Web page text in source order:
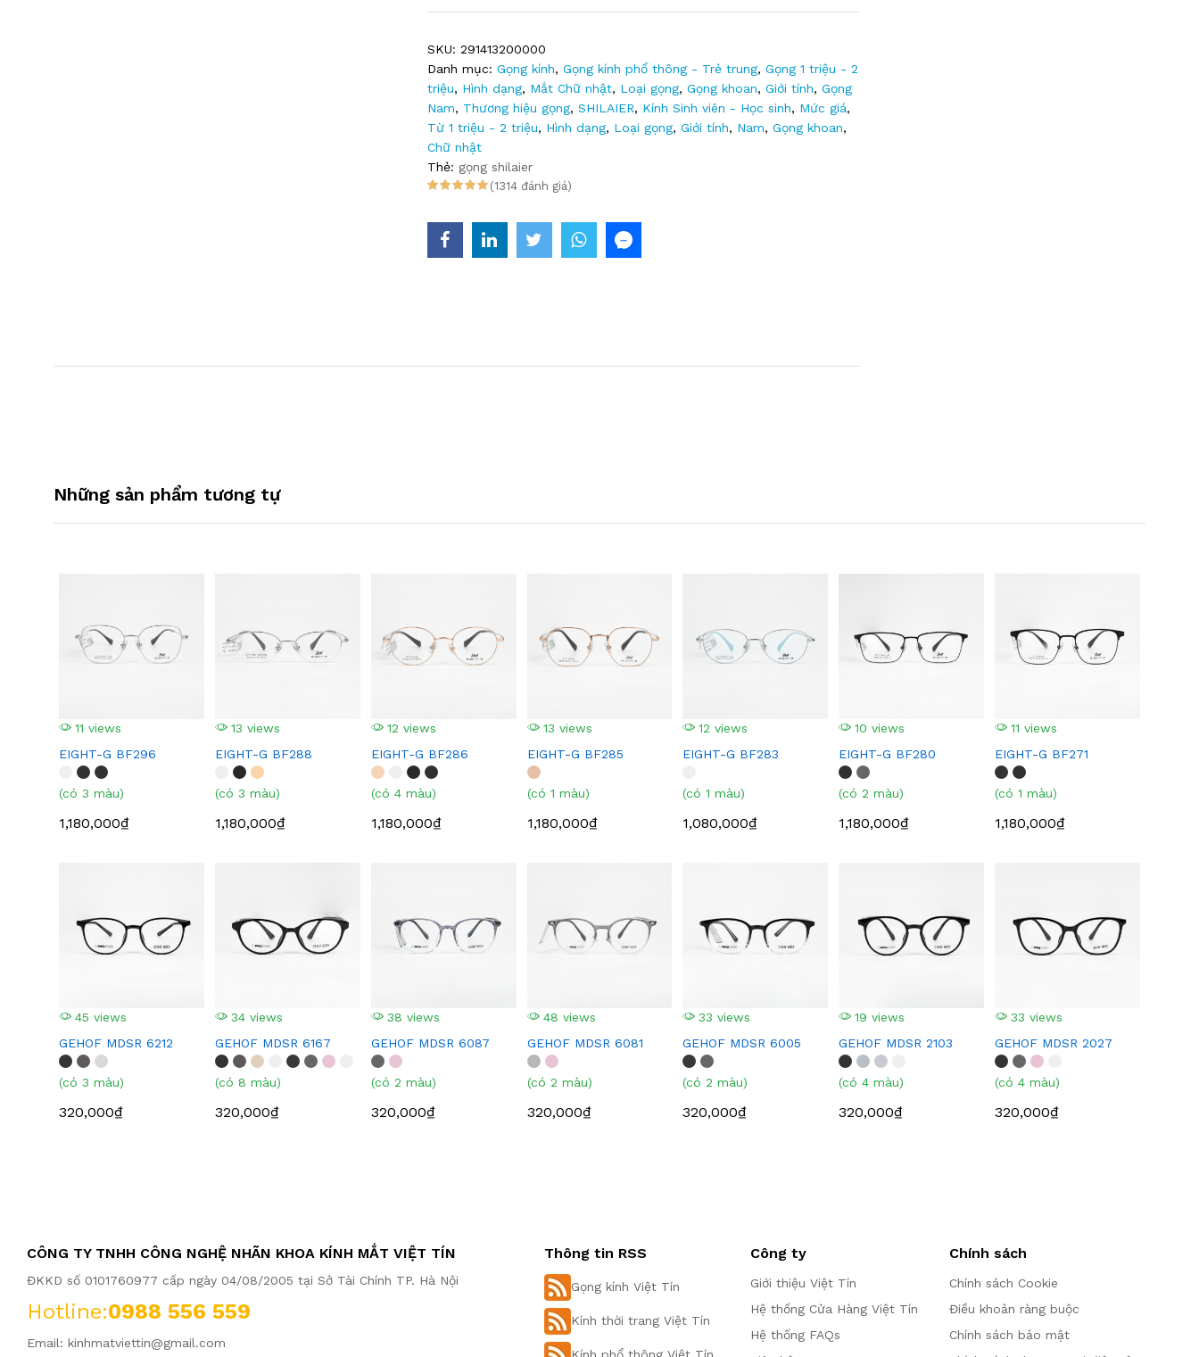
SKU: 291413200000
Danh mục: Gọng kính, Gọng kính phổ thông - Trẻ trung, Gọng 1 triệu - 2
triệu, Hình dạng, Mắt Chữ nhật, Loại gọng, Gọng khoan, Giới tính, Gọng
Nam, Thương hiệu gọng, SHILAIER, Kính Sinh viên - Học sinh, Mức giá,
Từ 1 triệu - 2 triệu, Hình dạng, Loại gọng, Giới tính, Nam, Gọng khoan,
Chữ nhật
Thẻ: gọng shilaier
(1314 đánh giá)
Những sản phẩm tương tự
11 views
EIGHT-G BF296
(có 3 màu)
1,180,000₫
13 views
EIGHT-G BF288
(có 3 màu)
1,180,000₫
12 views
EIGHT-G BF286
(có 4 màu)
1,180,000₫
13 views
EIGHT-G BF285
(có 1 màu)
1,180,000₫
12 views
EIGHT-G BF283
(có 1 màu)
1,080,000₫
10 views
EIGHT-G BF280
(có 2 màu)
1,180,000₫
11 views
EIGHT-G BF271
(có 1 màu)
1,180,000₫
45 views
GEHOF MDSR 6212
(có 3 màu)
320,000₫
34 views
GEHOF MDSR 6167
(có 8 màu)
320,000₫
38 views
GEHOF MDSR 6087
(có 2 màu)
320,000₫
48 views
GEHOF MDSR 6081
(có 2 màu)
320,000₫
33 views
GEHOF MDSR 6005
(có 2 màu)
320,000₫
19 views
GEHOF MDSR 2103
(có 4 màu)
320,000₫
33 views
GEHOF MDSR 2027
(có 4 màu)
320,000₫
CÔNG TY TNHH CÔNG NGHỆ NHÃN KHOA KÍNH MẮT VIỆT TÍN
ĐKKD số 0101760977 cấp ngày 04/08/2005 tại Sở Tài Chính TP. Hà Nội
Hotline:0988 556 559
Email: kinhmatviettin@gmail.com
Thông tin RSS
Gọng kính Việt Tín
Kính thời trang Việt Tín
Kính phổ thông Việt Tín
Công ty
Giới thiệu Việt Tín
Hệ thống Cửa Hàng Việt Tín
Hệ thống FAQs
Chính sách
Chính sách Cookie
Điều khoản ràng buộc
Chính sách bảo mật